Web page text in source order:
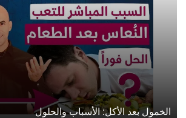
الخمول بعد الأكل: الأسباب والحلول